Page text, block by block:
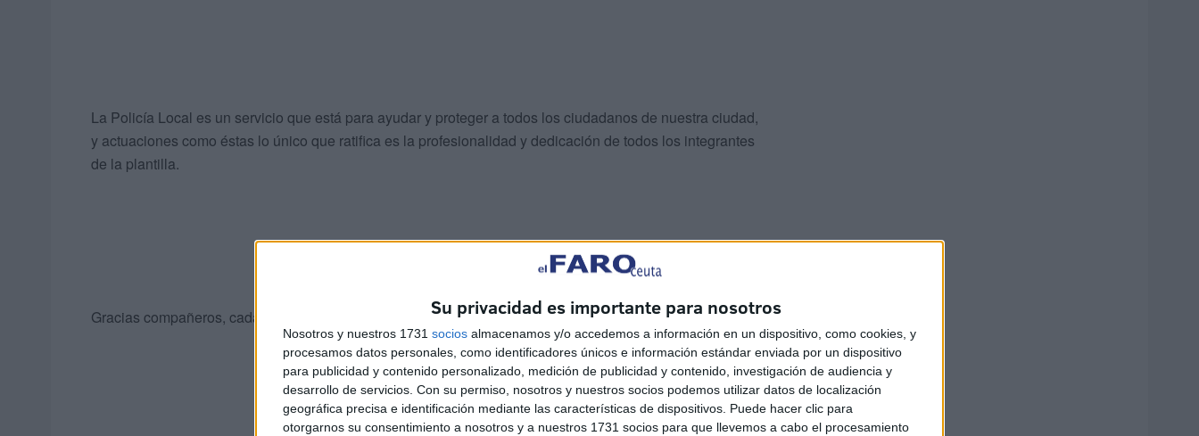
Su privacidad es importante para nosotros
Nosotros y nuestros 1731 socios almacenamos y/o accedemos a información en un dispositivo, como cookies, y
procesamos datos personales, como identificadores únicos e información estándar enviada por un dispositivo
para publicidad y contenido personalizado, medición de publicidad y contenido, investigación de audiencia y
desarrollo de servicios. Con su permiso, nosotros y nuestros socios podemos utilizar datos de localización
geográfica precisa e identificación mediante las características de dispositivos. Puede hacer clic para
otorgarnos su consentimiento a nosotros y a nuestros 1731 socios para que llevemos a cabo el procesamiento
La Policía Local es un servicio que está para ayudar y proteger a todos los ciudadanos de nuestra ciudad,
y actuaciones como éstas lo único que ratifica es la profesionalidad y dedicación de todos los integrantes
de la plantilla.
Gracias compañeros, cada día estamos más orgullosos de nuestra labor.